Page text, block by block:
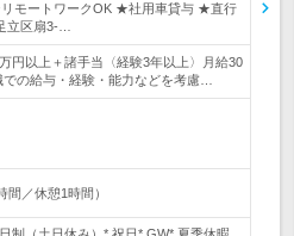
モートワークOK ★社用車貸与 ★直行
立区扇3-…
円以上＋諸手当〈経験3年以上〉月給30
の給与・経験・能力などを考慮…
間／休憩1時間）